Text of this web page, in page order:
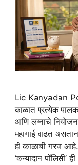
Lic Kanyadan
काळात प्रत्येक
आणि लग्नाचे नियोजन
महागाई वाढत
ही काळाची गरज
‘कन्यादान पॉलिसी’